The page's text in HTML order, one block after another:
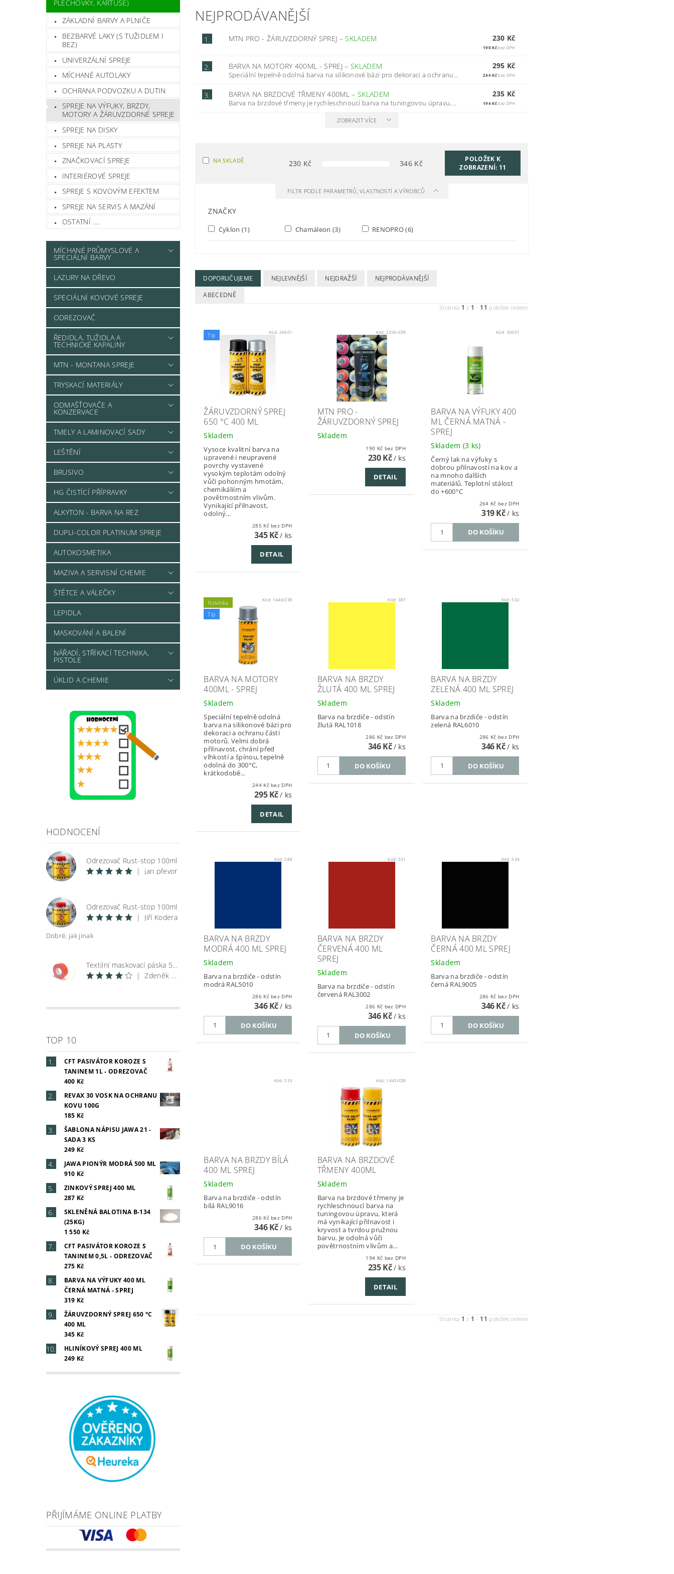
PLECHOVKY, KARTUŠE)
ZÁKLADNÍ BARVY A PLNIČE
BEZBARVÉ LAKY (S TUŽIDLEM I
BEZ)
UNIVERZÁLNÍ SPREJE
MÍCHANÉ AUTOLAKY
OCHRANA PODVOZKU A DUTIN
SPREJE NA VÝFUKY, BRZDY,
MOTORY A ŽÁRUVZDORNÉ SPREJE
SPREJE NA DISKY
SPREJE NA PLASTY
ZNAČKOVACÍ SPREJE
INTERIÉROVÉ SPREJE
SPREJE S KOVOVÝM EFEKTEM
SPREJE NA SERVIS A MAZÁNÍ
OSTATNÍ ....
MÍCHANÉ PRŮMYSLOVÉ A
SPECIÁLNÍ BARVY
LAZURY NA DŘEVO
SPECIÁLNÍ KOVOVÉ SPREJE
ODREZOVAČ
ŘEDIDLA, TUŽIDLA A
TECHNICKÉ KAPALINY
MTN - MONTANA SPREJE
TRYSKACÍ MATERIÁLY
ODMAŠŤOVAČE A
KONZERVACE
TMELY A LAMINOVACÍ SADY
LEŠTĚNÍ
BRUSIVO
HG ČISTÍCÍ PŘÍPRAVKY
ALKYTON - BARVA NA REZ
DUPLI-COLOR PLATINUM SPREJE
AUTOKOSMETIKA
MAZIVA A SERVISNÍ CHEMIE
ŠTĚTCE A VÁLEČKY
LEPIDLA
MASKOVÁNÍ A BALENÍ
NÁŘADÍ, STŘÍKACÍ TECHNIKA,
PISTOLE
ÚKLID A CHEMIE
HODNOCENÍ
Odrezovač Rust-stop 100ml
|
jan převor
Odrezovač Rust-stop 100ml
|
Jiří Kodera
Dobré, jak jinak
Textilní maskovací páska 50 m
|
Zdeněk Špunar
TOP 10
CFT PASIVÁTOR KOROZE S
TANINEM 1L - ODREZOVAČ
400 Kč
REVAX 30 VOSK NA OCHRANU
KOVU 100G
185 Kč
ŠABLONA NÁPISU JAWA 21 -
SADA 3 KS
249 Kč
JAWA PIONÝR MODRÁ 500 ML
910 Kč
ZINKOVÝ SPREJ 400 ML
287 Kč
SKLENĚNÁ BALOTINA B-134
(25KG)
1 550 Kč
CFT PASIVÁTOR KOROZE S
TANINEM 0,5L - ODREZOVAČ
275 Kč
BARVA NA VÝFUKY 400 ML
ČERNÁ MATNÁ - SPREJ
319 Kč
ŽÁRUVZDORNÝ SPREJ 650 °C
400 ML
345 Kč
HLINÍKOVÝ SPREJ 400 ML
249 Kč
PŘIJÍMÁME ONLINE PLATBY
NEJPRODÁVANĚJŠÍ
1. MTN PRO - ŽÁRUVZDORNÝ SPREJ – SKLADEM 230 Kč
190 Kčbez DPH
2. BARVA NA MOTORY 400ML - SPREJ– SKLADEM
Speciální tepelně odolná barva na silikonové bázi pro dekoraci a ochranu...
295 Kč
244 Kčbez DPH
3. BARVA NA BRZDOVÉ TŘMENY 400ML– SKLADEM
Barva na brzdové třmeny je rychleschnoucí barva na tuningovou úpravu,...
235 Kč
194 Kčbez DPH
ZOBRAZIT VÍCE
NA SKLADĚ 230 Kč 346Kč
POLOŽEK K
ZOBRAZENÍ: 11
FILTR PODLE PARAMETRŮ, VLASTNOSTÍ A VÝROBCŮ
ZNAČKY
Cyklon (1) Chamäleon (3) RENOPRO(6)
DOPORUČUJEME NEJLEVNĚJŠÍ NEJDRAŽŠÍ
NEJPRODÁVANĚJŠÍ
ABECEDNĚ
Stránka 1 z 1 - 11 položek celkem
Tip Kód: 26601
ŽÁRUVZDORNÝ SPREJ
650 °C 400 ML
Skladem
Vysoce kvalitní barva na
upravené i neupravené
povrchy vystavené
vysokým teplotám odolný
vůči pohonným hmotám,
chemikáliím a
povětrnostním vlivům.
Vynikající přilnavost,
odolný...
285 Kč bez DPH
345 Kč/ ks
DETAIL
Kód:2036/CER
MTN PRO -
ŽÁRUVZDORNÝ SPREJ
Skladem
190 Kč bez DPH
230 Kč/ ks
DETAIL
Kód: 30001
BARVA NA VÝFUKY 400
ML ČERNÁ MATNÁ -
SPREJ
Skladem (3 ks)
Černý lak na výfuky s
dobrou přilnavostí na kov a
na mnoho dalších
materiálů. Teplotní stálost
do +600°C
264 Kč bez DPH
319 Kč/ ks
Novinka
Tip
Kód: 1446/CER
BARVA NA MOTORY
400ML - SPREJ
Skladem
Speciální tepelně odolná
barva na silikonové bázi pro
dekoraci a ochranu části
motorů. Velmi dobrá
přilnavost, chrání před
vlhkostí a špínou, tepelně
odolná do 300°C,
krátkodobě...
244 Kč bez DPH
295 Kč/ ks
DETAIL
Kód: 387
BARVA NA BRZDY
ŽLUTÁ 400 ML SPREJ
Skladem
Barva na brzdiče - odstín
žlutá RAL1018
286 Kč bez DPH
346 Kč/ ks
Kód:532
BARVA NA BRZDY
ZELENÁ 400 ML SPREJ
Skladem
Barva na brzdiče - odstín
zelená RAL6010
286 Kč bez DPH
346 Kč/ ks
Kód:388
BARVA NA BRZDY
MODRÁ 400 ML SPREJ
Skladem
Barva na brzdiče - odstín
modrá RAL5010
286 Kč bez DPH
346 Kč/ ks
Kód: 531
BARVA NA BRZDY
ČERVENÁ 400 ML
SPREJ
Skladem
Barva na brzdiče - odstín
červená RAL3002
286 Kč bez DPH
346 Kč/ ks
Kód:534
BARVA NA BRZDY
ČERNÁ 400 ML SPREJ
Skladem
Barva na brzdiče - odstín
černá RAL9005
286 Kč bez DPH
346 Kč/ ks
Kód:533
BARVA NA BRZDY BÍLÁ
400 ML SPREJ
Skladem
Barva na brzdiče - odstín
bílá RAL9016
286 Kč bez DPH
346 Kč/ ks
Kód: 1443/CER
BARVA NA BRZDOVÉ
TŘMENY 400ML
Skladem
Barva na brzdové třmeny je
rychleschnoucí barva na
tuningovou úpravu, která
má vynikající přilnavost i
kryvost a tvrdou pružnou
barvu. Je odolná vůči
povětrnostním vlivům a...
194 Kč bez DPH
235 Kč/ ks
DETAIL
Stránka 1 z 1 - 11 položek celkem